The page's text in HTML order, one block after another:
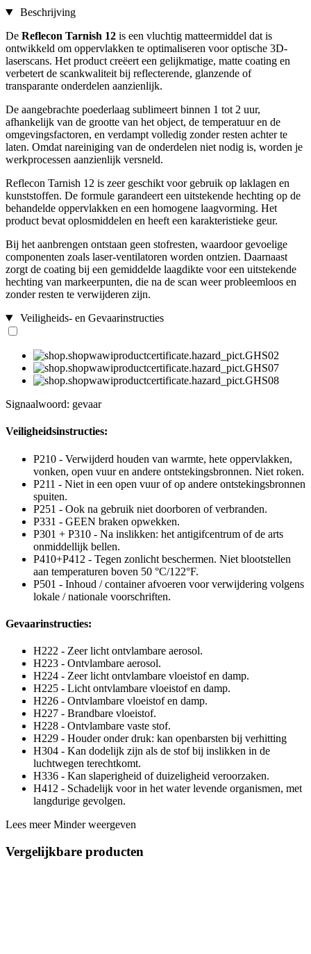
Beschrijving
De Reflecon Tarnish 12 is een vluchtig matteermiddel dat is
ontwikkeld om oppervlakken te optimaliseren voor optische 3D-
laserscans. Het product creëert een gelijkmatige, matte coating en
verbetert de scankwaliteit bij reflecterende, glanzende of
transparante onderdelen aanzienlijk.
De aangebrachte poederlaag sublimeert binnen 1 tot 2 uur,
afhankelijk van de grootte van het object, de temperatuur en de
omgevingsfactoren, en verdampt volledig zonder resten achter te
laten. Omdat nareiniging van de onderdelen niet nodig is, worden je
werkprocessen aanzienlijk versneld.
Reflecon Tarnish 12 is zeer geschikt voor gebruik op laklagen en
kunststoffen. De formule garandeert een uitstekende hechting op de
behandelde oppervlakken en een homogene laagvorming. Het
product bevat oplosmiddelen en heeft een karakteristieke geur.
Bij het aanbrengen ontstaan geen stofresten, waardoor gevoelige
componenten zoals laser-ventilatoren worden ontzien. Daarnaast
zorgt de coating bij een gemiddelde laagdikte voor een uitstekende
hechting van markeerpunten, die na de scan weer probleemloos en
zonder resten te verwijderen zijn.
Veiligheids- en Gevaarinstructies
Signaalwoord: gevaar
Veiligheidsinstructies:
P210 - Verwijderd houden van warmte, hete oppervlakken,
vonken, open vuur en andere ontstekingsbronnen. Niet roken.
P211 - Niet in een open vuur of op andere ontstekingsbronnen
spuiten.
P251 - Ook na gebruik niet doorboren of verbranden.
P331 - GEEN braken opwekken.
P301 + P310 - Na inslikken: het antigifcentrum of de arts
onmiddellijk bellen.
P410+P412 - Tegen zonlicht beschermen. Niet blootstellen
aan temperaturen boven 50 °C/122°F.
P501 - Inhoud / container afvoeren voor verwijdering volgens
lokale / nationale voorschriften.
Gevaarinstructies:
H222 - Zeer licht ontvlambare aerosol.
H223 - Ontvlambare aerosol.
H224 - Zeer licht ontvlambare vloeistof en damp.
H225 - Licht ontvlambare vloeistof en damp.
H226 - Ontvlambare vloeistof en damp.
H227 - Brandbare vloeistof.
H228 - Ontvlambare vaste stof.
H229 - Houder onder druk: kan openbarsten bij verhitting
H304 - Kan dodelijk zijn als de stof bij inslikken in de
luchtwegen terechtkomt.
H336 - Kan slaperigheid of duizeligheid veroorzaken.
H412 - Schadelijk voor in het water levende organismen, met
langdurige gevolgen.
Lees meer Minder weergeven
Vergelijkbare producten